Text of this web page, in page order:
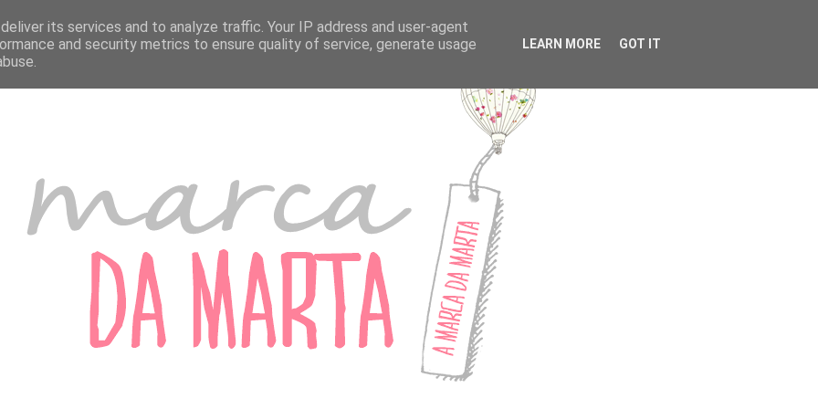
A MARTA MARCADORES DE PORTUGAL MARCADORES DO ESTRANGEIRO CONTACTOS
its services and to analyze traffic. Your IP address and user-agent
and security metrics to ensure quality of service, generate usage
LEARN MORE GOT IT